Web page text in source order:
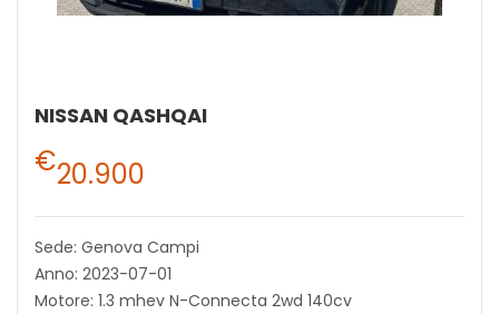
NISSAN QASHQAI
€20.900
Sede: Genova Campi
Anno: 2023-07-01
Motore: 1.3 mhev N-Connecta 2wd 140cv